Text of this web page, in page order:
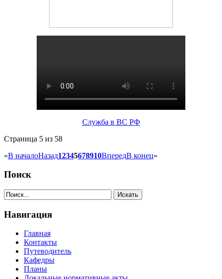
Служба в ВС РФ
Страница 5 из 58
«В началоНазад12345678910ВпередВ конец»
Поиск
Навигация
Главная
Контакты
Путеводитель
Кафедры
Планы